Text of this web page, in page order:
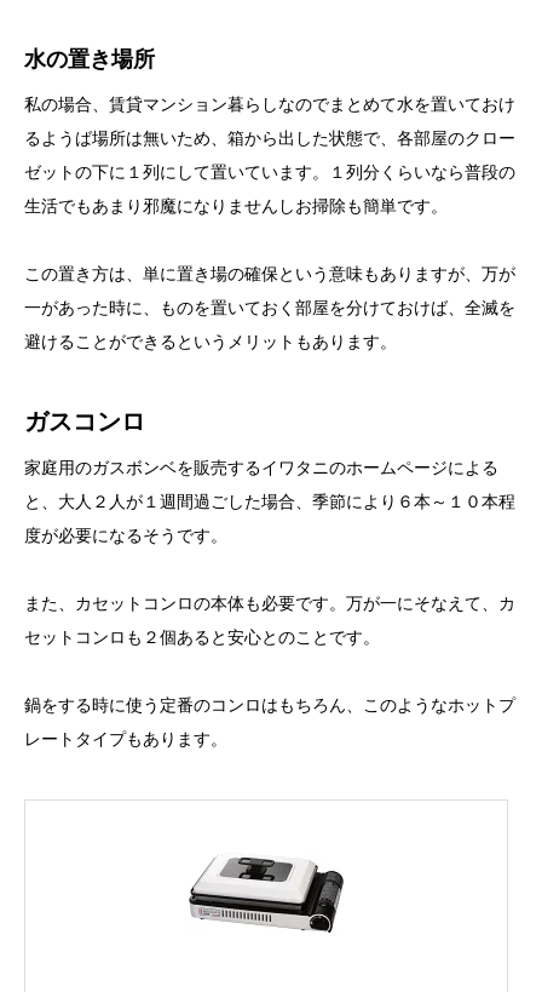
水の置き場所
私の場合、賃貸マンション暮らしなのでまとめて水を置いておけ
るようば場所は無いため、箱から出した状態で、各部屋のクロー
ゼットの下に１列にして置いています。１列分くらいなら普段の
生活でもあまり邪魔になりませんしお掃除も簡単です。
この置き方は、単に置き場の確保という意味もありますが、万が
一があった時に、ものを置いておく部屋を分けておけば、全滅を
避けることができるというメリットもあります。
ガスコンロ
家庭用のガスボンベを販売するイワタニのホームページによる
と、大人２人が１週間過ごした場合、季節により６本～１０本程
度が必要になるそうです。
また、カセットコンロの本体も必要です。万が一にそなえて、カ
セットコンロも２個あると安心とのことです。
鍋をする時に使う定番のコンロはもちろん、このようなホットプ
レートタイプもあります。